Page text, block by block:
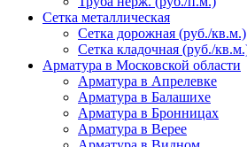
Сетка металлическая
Сетка дорожная (руб./кв.м.)
Сетка кладочная (руб./
Арматура в Московской области
Арматура в Апрелевке
Арматура в Балашихе
Арматура в Бронницах
Арматура в Верее